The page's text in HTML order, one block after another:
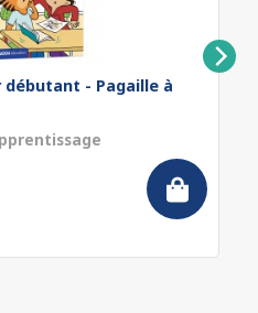
débutant - Pagaille à